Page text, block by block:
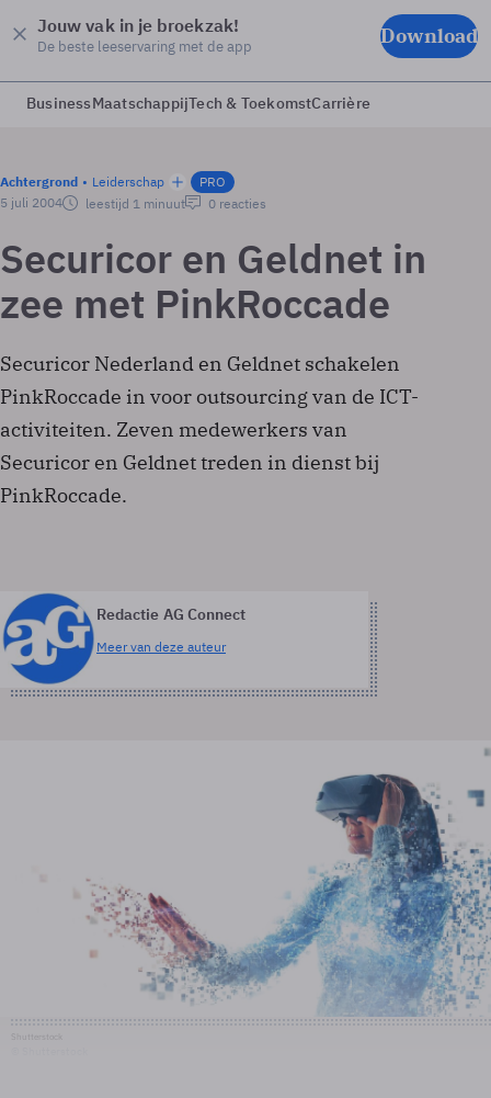
Jouw vak in je broekzak!
De beste leeservaring met de app Download
BusinessMaatschappijTech & ToekomstCarrière
Achtergrond Leiderschap
PRO
5 juli 2004
leestijd 1 minuut 0 reacties
Securicor en Geldnet in
zee met PinkRoccade
Securicor Nederland en Geldnet schakelen
PinkRoccade in voor outsourcing van de ICT-
activiteiten. Zeven medewerkers van
Securicor en Geldnet treden in dienst bij
PinkRoccade.
Redactie AG Connect
Meer van deze auteur